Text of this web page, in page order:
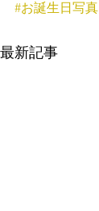
#お誕生日写真
最新記事